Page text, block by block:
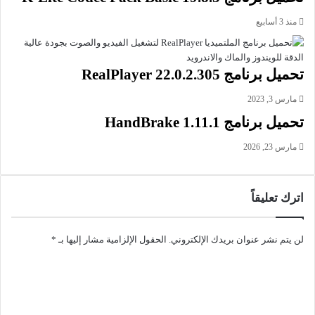
. تنظيف تلقائي للكمبيوتر من بقايا الملفات المزعجة وإدخالات بدأ
التشغيل.
. مراقبة النظام في الوقت المناسب وحمايته من عدوى البرامج
الضارة .
. حجر الملفات المشبوهة في قائمة Quarantaine.
. اختيار طرق حماية النظام ،إذ يتوفر على أذاة تحليل ترصد جهاز
الكمبيوتر الخاص بك في الوقت الفعلي عن طريق وحدات التحليل
المجدولة أو اليدوية، مع أدوات التحليل اختيارية.
. الدعم المجاني عبر الهاتف والبريد الإلكتروني.
. مسح وتنظيف سجل ويندوز.
. يمكنك أن تبحث يدويا عن الأخطار والتهديدات المحتملة على جهاز
الكمبيوتر الخاص بك بواسطة أدوات التحليل (بدء التشغيل، وعملية
منذ 3 أسابيع
تحميل برنامج RealPlayer 22.0.2.305
مارس 3, 2023
تحميل برنامج HandBrake 1.11.1
مارس 23, 2026
اترك تعليقاً
لن يتم نشر عنوان بريدك الإلكتروني. الحقول الإلزامية مشار إليها بـ *